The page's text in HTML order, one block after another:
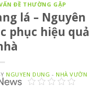
ĐỀ THƯỜNG GẶP
lá – Nguyên
phục hiệu quả
NGUYEN DUNG - NHÀ VƯỜN